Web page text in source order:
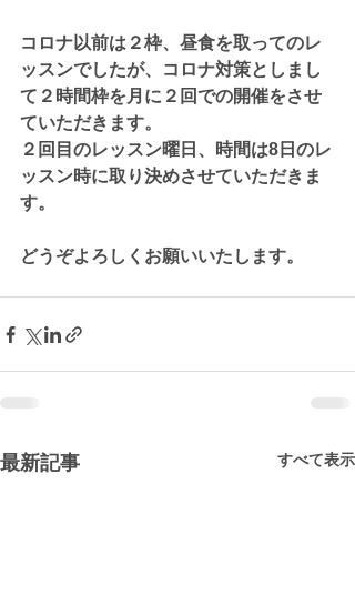
コロナ以前は２枠、昼食を取ってのレ
ッスンでしたが、コロナ対策としまし
て２時間枠を月に２回での開催をさせ
ていただきます。
２回目のレッスン曜日、時間は8日のレ
ッスン時に取り決めさせていただきま
す。
どうぞよろしくお願いいたします。
最新記事 すべて表示